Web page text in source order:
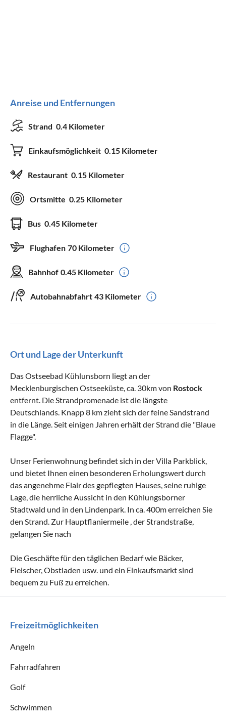
Anreise und Entfernungen
Strand 0.4 Kilometer
Einkaufsmöglichkeit 0.15 Kilometer
Restaurant 0.15 Kilometer
Ortsmitte 0.25 Kilometer
Bus 0.45 Kilometer
Flughafen 70 Kilometer
Bahnhof 0.45 Kilometer
Autobahnabfahrt 43 Kilometer
Ort und Lage der Unterkunft
Das Ostseebad Kühlunsborn liegt an der
Mecklenburgischen Ostseeküste, ca. 30km von Rostock
entfernt. Die Strandpromenade ist die längste
Deutschlands. Knapp 8 km zieht sich der feine Sandstrand
in die Länge. Seit einigen Jahren erhält der Strand die "Blaue
Flagge".
Unser Ferienwohnung befindet sich in der Villa Parkblick,
und bietet Ihnen einen besonderen Erholungswert durch
das angenehme Flair des gepflegten Hauses, seine ruhige
Lage, die herrliche Aussicht in den Kühlungsborner
Stadtwald und in den Lindenpark. In ca. 400m erreichen Sie
den Strand. Zur Hauptflaniermeile , der Strandstraße,
gelangen Sie nach
Die Geschäfte für den täglichen Bedarf wie Bäcker,
Fleischer, Obstladen usw. und ein Einkaufsmarkt sind
bequem zu Fuß zu erreichen.
Freizeitmöglichkeiten
Angeln
Fahrradfahren
Golf
Schwimmen